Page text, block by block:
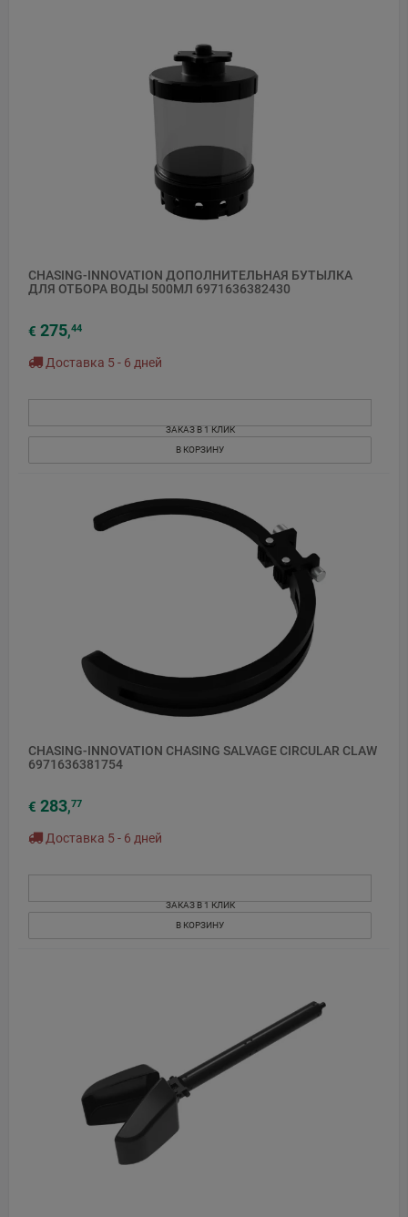
CHASING-INNOVATION ДОПОЛНИТЕЛЬНАЯ БУТЫЛКА
ДЛЯ ОТБОРА ВОДЫ 500МЛ 6971636382430
€ 275,44
Доставка 5 - 6 дней
ЗАКАЗ В 1 КЛИК
В КОРЗИНУ
CHASING-INNOVATION CHASING SALVAGE CIRCULAR CLAW
6971636381754
€ 283,77
Доставка 5 - 6 дней
ЗАКАЗ В 1 КЛИК
В КОРЗИНУ